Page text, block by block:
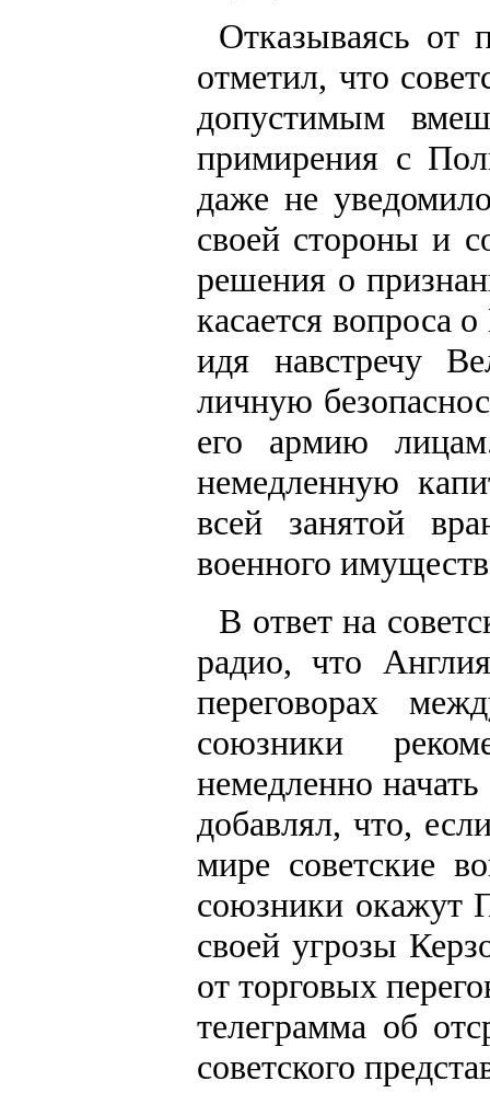
Отказываясь от
отметил, что
допустимым
примирения с
даже не
своей стороны и
решения о
касается вопроса
идя навстречу
личную
его армию
немедленную
всей занятой
военного
В ответ на
радио, что
переговорах
союзники
немедленно
добавлял, что,
мире советские
союзники окажут
своей угрозы
от торговых
телеграмма об
советского